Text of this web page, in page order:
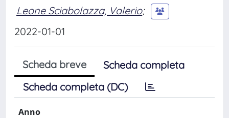
Leone Sciabolazza, Valerio;
2022-01-01
Scheda breve
Scheda completa
Scheda completa (DC)
Anno